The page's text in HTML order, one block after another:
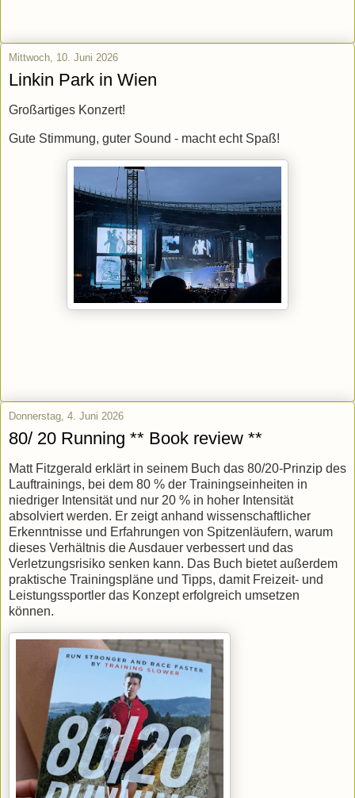
Mittwoch, 10. Juni 2026
Linkin Park in Wien
Großartiges Konzert!
Gute Stimmung, guter Sound - macht echt Spaß!
Donnerstag, 4. Juni 2026
80/ 20 Running ** Book review **
Matt Fitzgerald erklärt in seinem Buch das 80/20-Prinzip des
Lauftrainings, bei dem 80 % der Trainingseinheiten in
niedriger Intensität und nur 20 % in hoher Intensität
absolviert werden. Er zeigt anhand wissenschaftlicher
Erkenntnisse und Erfahrungen von Spitzenläufern, warum
dieses Verhältnis die Ausdauer verbessert und das
Verletzungsrisiko senken kann. Das Buch bietet außerdem
praktische Trainingspläne und Tipps, damit Freizeit- und
Leistungssportler das Konzept erfolgreich umsetzen
können.